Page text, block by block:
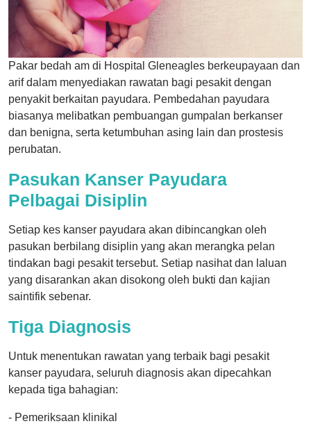
Pakar bedah am di Hospital Gleneagles berkeupayaan dan
arif dalam menyediakan rawatan bagi pesakit dengan
penyakit berkaitan payudara. Pembedahan payudara
biasanya melibatkan pembuangan gumpalan berkanser
dan benigna, serta ketumbuhan asing lain dan prostesis
perubatan.
Pasukan Kanser Payudara
Pelbagai Disiplin
Setiap kes kanser payudara akan dibincangkan oleh
pasukan berbilang disiplin yang akan merangka pelan
tindakan bagi pesakit tersebut. Setiap nasihat dan laluan
yang disarankan akan disokong oleh bukti dan kajian
saintifik sebenar.
Tiga Diagnosis
Untuk menentukan rawatan yang terbaik bagi pesakit
kanser payudara, seluruh diagnosis akan dipecahkan
kepada tiga bahagian:
- Pemeriksaan klinikal